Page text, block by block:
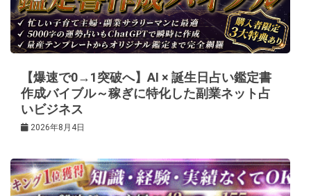
ン
【爆速で0→1突破へ】AI × 誕生日占い鑑定書
作成バイブル～稼ぎに特化した副業ネット占
いビジネス
2026年8月4日